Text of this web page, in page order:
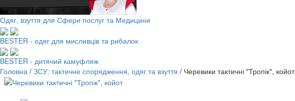
Одяг, взуття для Сфери послуг та Медицини
BESTER - одяг для мисливців та рибалок
BESTER - дитячий камуфляж
Головна / ЗСУ: тактичне спорядження, одяг та взуття / Черевики тактичні "Тропік", койот